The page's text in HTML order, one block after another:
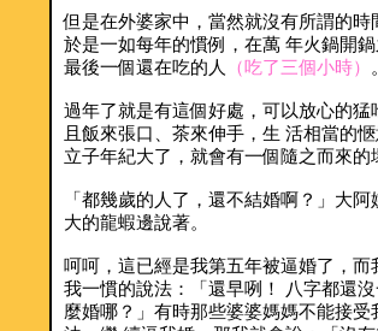
但是在外婆家中，當然就沒有所謂的時
於是一如每年的慣例，在萬 年火鍋開
最後一個還在吃的人
（吃了三個小時） 。
過年了就是有這個好處，可以放心的猛
且飯來張口、茶來伸手，生 活相當的
立子年紀大了，就會有一個隨之而來的
「都幾歲的人了，還不結婚啊？」大阿
大的龍蝦邊說著。
呵呵，這已經是我第五年被逼婚了，而
我一慣的說法：「還早咧！ 八字都還
麼婚哪？」有時那些婆婆媽媽不能接受